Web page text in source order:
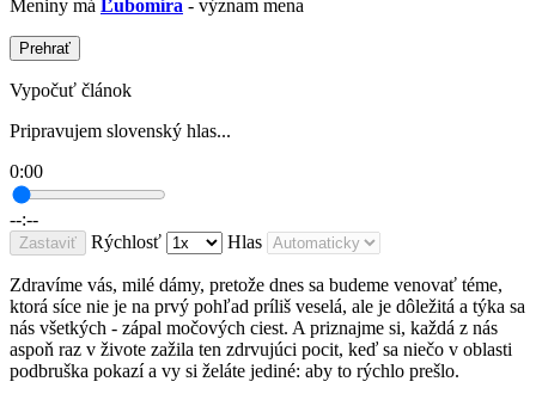
Meniny má Ľubomíra - význam mena
Prehrať
Vypočuť článok
Pripravujem slovenský hlas...
0:00
--:--
Zastaviť Rýchlosť Hlas
Zdravíme vás, milé dámy, pretože dnes sa budeme venovať téme,
ktorá síce nie je na prvý pohľad príliš veselá, ale je dôležitá a týka sa
nás všetkých - zápal močových ciest. A priznajme si, každá z nás
aspoň raz v živote zažila ten zdrvujúci pocit, keď sa niečo v oblasti
podbruška pokazí a vy si želáte jediné: aby to rýchlo prešlo.